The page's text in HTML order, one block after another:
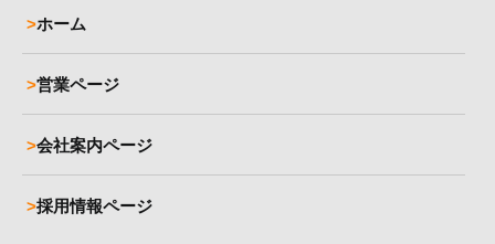
ホーム
営業ページ
会社案内ページ
採用情報ページ